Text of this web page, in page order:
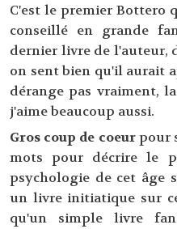
C'est le premier Bottero
conseillé en grande
dernier livre de l'auteur,
on sent bien qu'il aurait
dérange pas vraiment,
j'aime beaucoup aussi.
Gros coup de coeurpour
mots pour décrire le
psychologie de cet âge
un livre initiatique sur
qu'un simple livre